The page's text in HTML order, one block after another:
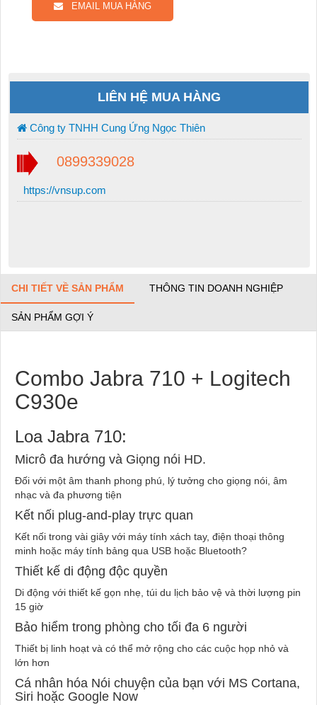
EMAIL MUA HÀNG
LIÊN HỆ MUA HÀNG
Công ty TNHH Cung Ứng Ngọc Thiên
0899339028
https://vnsup.com
CHI TIẾT VỀ SẢN PHẨM THÔNG TIN DOANH NGHIỆP
SẢN PHẨM GỢI Ý
Combo Jabra 710 + Logitech
C930e
Loa Jabra 710:
Micrô đa hướng và Giọng nói HD.
Đối với một âm thanh phong phú, lý tưởng cho giọng nói, âm
nhạc và đa phương tiện
Kết nối plug-and-play trực quan
Kết nối trong vài giây với máy tính xách tay, điện thoại thông
minh hoặc máy tính bảng qua USB hoặc Bluetooth?
Thiết kế di động độc quyền
Di động với thiết kế gọn nhẹ, túi du lịch bảo vệ và thời lượng pin
15 giờ
Bảo hiểm trong phòng cho tối đa 6 người
Thiết bị linh hoạt và có thể mở rộng cho các cuộc họp nhỏ và
lớn hơn
Cá nhân hóa Nói chuyện của bạn với MS Cortana,
Siri hoặc Google Now